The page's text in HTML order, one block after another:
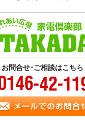
お問合せ･ご相談はこちら